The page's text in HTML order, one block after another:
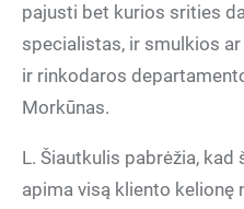
pajusti bet kurios srities
specialistas, ir smulkios
ir rinkodaros
Morkūnas.
L. Šiautkulis pabrėžia,
apima visą kliento kelionę